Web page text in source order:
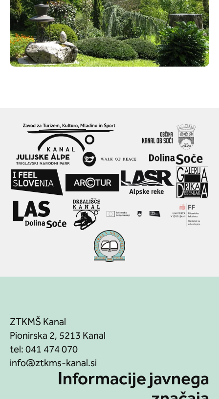
ZTKMŠ Kanal
Pionirska 2, 5213 Kanal
tel:041 474 070
Informacije javnega